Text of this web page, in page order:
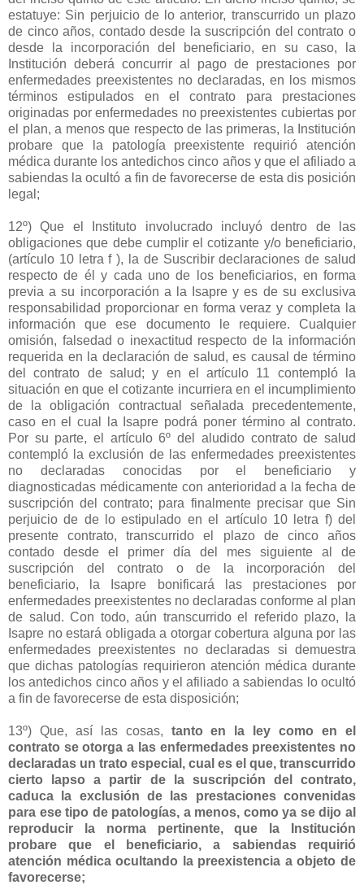
estatuye: Sin perjuicio de lo anterior, transcurrido un plazo
de cinco años, contado desde la suscripción del contrato o
desde la incorporación del beneficiario, en su caso, la
Institución deberá concurrir al pago de prestaciones por
enfermedades preexistentes no declaradas, en los mismos
términos estipulados en el contrato para prestaciones
originadas por enfermedades no preexistentes cubiertas por
el plan, a menos que respecto de las primeras, la Institución
probare que la patología preexistente requirió atención
médica durante los antedichos cinco años y que el afiliado a
sabiendas la ocultó a fin de favorecerse de esta dis posición
legal;
12º) Que el Instituto involucrado incluyó dentro de las
obligaciones que debe cumplir el cotizante y/o beneficiario,
(artículo 10 letra f ), la de Suscribir declaraciones de salud
respecto de él y cada uno de los beneficiarios, en forma
previa a su incorporación a la Isapre y es de su exclusiva
responsabilidad proporcionar en forma veraz y completa la
información que ese documento le requiere. Cualquier
omisión, falsedad o inexactitud respecto de la información
requerida en la declaración de salud, es causal de término
del contrato de salud; y en el artículo 11 contempló la
situación en que el cotizante incurriera en el incumplimiento
de la obligación contractual señalada precedentemente,
caso en el cual la Isapre podrá poner término al contrato.
Por su parte, el artículo 6º del aludido contrato de salud
contempló la exclusión de las enfermedades preexistentes
no declaradas conocidas por el beneficiario y
diagnosticadas médicamente con anterioridad a la fecha de
suscripción del contrato; para finalmente precisar que Sin
perjuicio de de lo estipulado en el artículo 10 letra f) del
presente contrato, transcurrido el plazo de cinco años
contado desde el primer día del mes siguiente al de
suscripción del contrato o de la incorporación del
beneficiario, la Isapre bonificará las prestaciones por
enfermedades preexistentes no declaradas conforme al plan
de salud. Con todo, aún transcurrido el referido plazo, la
Isapre no estará obligada a otorgar cobertura alguna por las
enfermedades preexistentes no declaradas si demuestra
que dichas patologías requirieron atención médica durante
los antedichos cinco años y el afiliado a sabiendas lo ocultó
a fin de favorecerse de esta disposición;
13º) Que, así las cosas, tanto en la ley como en el
contrato se otorga a las enfermedades preexistentes no
declaradas un trato especial, cual es el que, transcurrido
cierto lapso a partir de la suscripción del contrato,
caduca la exclusión de las prestaciones convenidas
para ese tipo de patologías, a menos, como ya se dijo al
reproducir la norma pertinente, que la Institución
probare que el beneficiario, a sabiendas requirió
atención médica ocultando la preexistencia a objeto de
favorecerse;